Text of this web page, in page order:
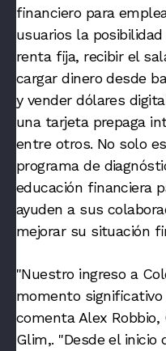
financiero para
usuarios la
renta fija, recibir el
cargar dinero desde
y vender dólares
una tarjeta prepaga
entre otros. No solo
programa de
educación financiera
ayuden a sus
mejorar su situación
"Nuestro ingreso a
momento
comenta Alex
Glim,. "Desde el inicio